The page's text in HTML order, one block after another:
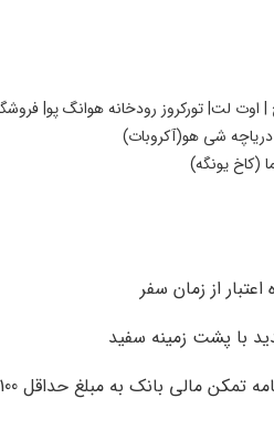
| اوت لت| تورکروز رودخانه هوانگ پو|
شی هو(آکروبات)
(کاخ یونگه)